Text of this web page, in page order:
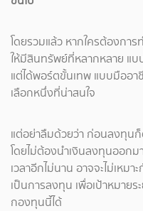
โดยรวมแล้ว หากใครต้องกา
ให้มีสินทรัพย์ที่หลากหลาย แบ
แต่ได้พอร์ตขั้นเทพ แบบมืออา
เลือกหนึ่งที่น่าสนใจ
แต่อย่าลืมด้วยว่า ก่อนลงทุนก็
โดยไม่ต้องนำเงินลงทุนออก
เวลาอีกไม่นาน อาจจะไม่เห
เป็นการลงทุน เพื่อเป้าหมาย
กองทุนนี้ได้